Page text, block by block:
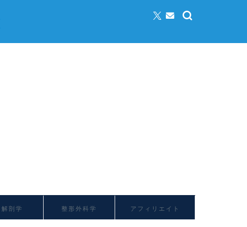
解剖学 整形外科学 アフィリエイト